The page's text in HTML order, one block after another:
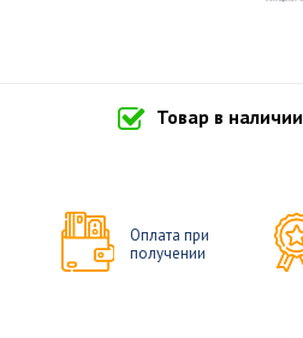
Товар в наличии
Оплата при
получении